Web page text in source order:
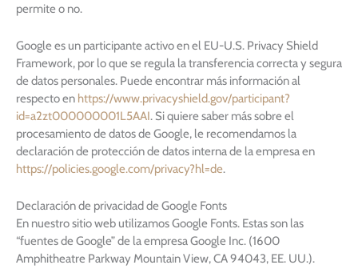
permite o no.
Google es un participante activo en el EU-U.S. Privacy Shield
Framework, por lo que se regula la transferencia correcta y segura
de datos personales. Puede encontrar más información al
respecto en https://www.privacyshield.gov/participant?
id=a2zt000000001L5AAI. Si quiere saber más sobre el
procesamiento de datos de Google, le recomendamos la
declaración de protección de datos interna de la empresa en
https://policies.google.com/privacy?hl=de.
Declaración de privacidad de Google Fonts
En nuestro sitio web utilizamos Google Fonts. Estas son las
“fuentes de Google” de la empresa Google Inc. (1600
Amphitheatre Parkway Mountain View, CA 94043, EE. UU.).